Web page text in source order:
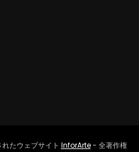
たウェブサイト InforArte- 全著作権